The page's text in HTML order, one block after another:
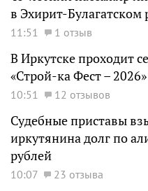
в Эхирит-Булагатском
11:51 1 отзыв
В Иркутске проходит
«Строй-ка Фест – 2026»
10:51 12 отзывов
Судебные приставы
иркутянина долг по
рублей
10:07 23 отзыва